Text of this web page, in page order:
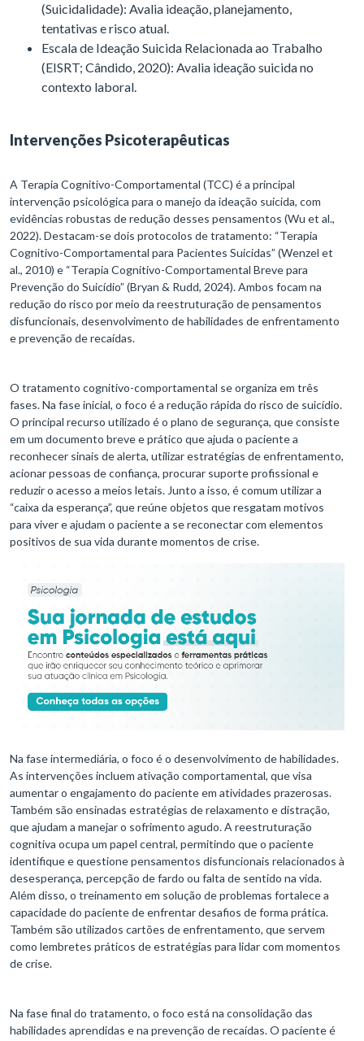
(Suicidalidade): Avalia ideação, planejamento,
tentativas e risco atual.
Escala de Ideação Suicida Relacionada ao Trabalho
(EISRT; Cândido, 2020): Avalia ideação suicida no
contexto laboral.
Intervenções Psicoterapêuticas
A Terapia Cognitivo-Comportamental (TCC) é a principal
intervenção psicológica para o manejo da ideação suicida, com
evidências robustas de redução desses pensamentos (Wu et al.,
2022). Destacam-se dois protocolos de tratamento: “Terapia
Cognitivo-Comportamental para Pacientes Suicidas” (Wenzel et
al., 2010) e “Terapia Cognitivo-Comportamental Breve para
Prevenção do Suicídio” (Bryan & Rudd, 2024). Ambos focam na
redução do risco por meio da reestruturação de pensamentos
disfuncionais, desenvolvimento de habilidades de enfrentamento
e prevenção de recaídas.
O tratamento cognitivo-comportamental se organiza em três
fases. Na fase inicial, o foco é a redução rápida do risco de suicídio.
O principal recurso utilizado é o plano de segurança, que consiste
em um documento breve e prático que ajuda o paciente a
reconhecer sinais de alerta, utilizar estratégias de enfrentamento,
acionar pessoas de confiança, procurar suporte profissional e
reduzir o acesso a meios letais. Junto a isso, é comum utilizar a
“caixa da esperança”, que reúne objetos que resgatam motivos
para viver e ajudam o paciente a se reconectar com elementos
positivos de sua vida durante momentos de crise.
Na fase intermediária, o foco é o desenvolvimento de habilidades.
As intervenções incluem ativação comportamental, que visa
aumentar o engajamento do paciente em atividades prazerosas.
Também são ensinadas estratégias de relaxamento e distração,
que ajudam a manejar o sofrimento agudo. A reestruturação
cognitiva ocupa um papel central, permitindo que o paciente
identifique e questione pensamentos disfuncionais relacionados à
desesperança, percepção de fardo ou falta de sentido na vida.
Além disso, o treinamento em solução de problemas fortalece a
capacidade do paciente de enfrentar desafios de forma prática.
Também são utilizados cartões de enfrentamento, que servem
como lembretes práticos de estratégias para lidar com momentos
de crise.
Na fase final do tratamento, o foco está na consolidação das
habilidades aprendidas e na prevenção de recaídas. O paciente é